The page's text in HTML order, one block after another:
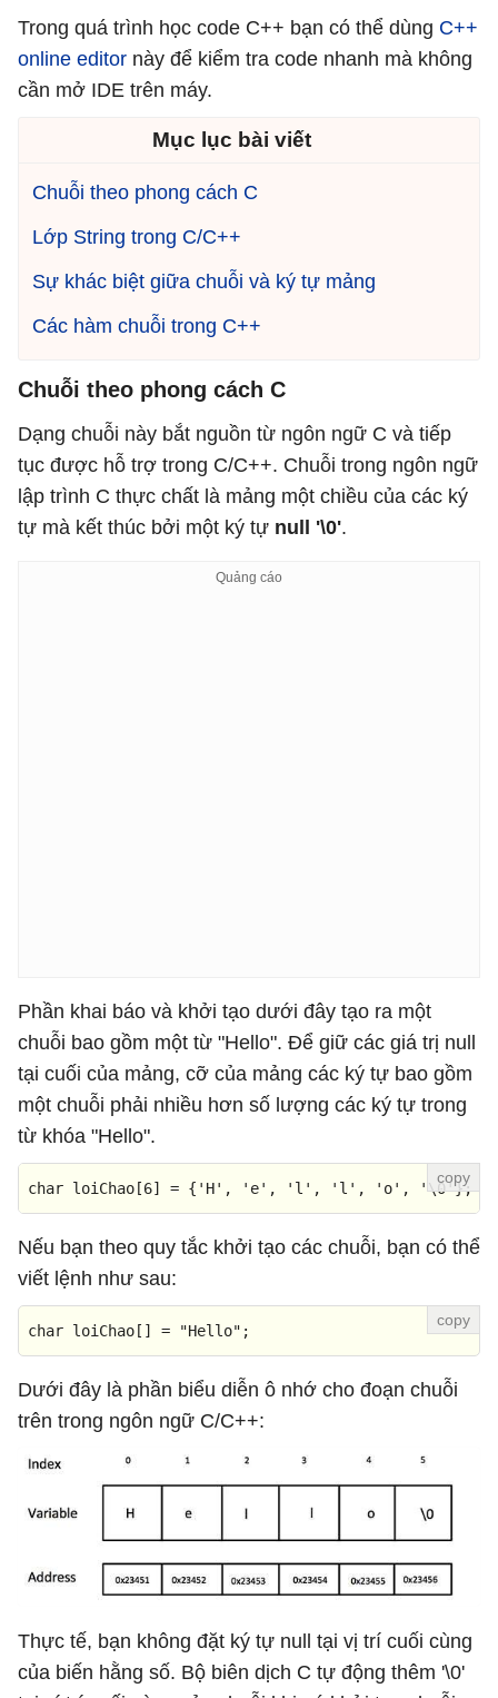
Trong quá trình học code C++ bạn có thể dùng C++
online editor này để kiểm tra code nhanh mà không
cần mở IDE trên máy.
Mục lục bài viết
Chuỗi theo phong cách C
Lớp String trong C/C++
Sự khác biệt giữa chuỗi và ký tự mảng
Các hàm chuỗi trong C++
Chuỗi theo phong cách C
Dạng chuỗi này bắt nguồn từ ngôn ngữ C và tiếp
tục được hỗ trợ trong C/C++. Chuỗi trong ngôn ngữ
lập trình C thực chất là mảng một chiều của các ký
tự mà kết thúc bởi một ký tự null '\0'.
Phần khai báo và khởi tạo dưới đây tạo ra một
chuỗi bao gồm một từ "Hello". Để giữ các giá trị null
tại cuối của mảng, cỡ của mảng các ký tự bao gồm
một chuỗi phải nhiều hơn số lượng các ký tự trong
từ khóa "Hello".
char loiChao[6] = { 'H' , 'e' , 'l' , 'l' , 'o' , '\0'};
Nếu bạn theo quy tắc khởi tạo các chuỗi, bạn có thể
viết lệnh như sau:
char loiChao[] = "Hello" ;
Dưới đây là phần biểu diễn ô nhớ cho đoạn chuỗi
trên trong ngôn ngữ C/C++:
Thực tế, bạn không đặt ký tự null tại vị trí cuối cùng
của biến hằng số. Bộ biên dịch C tự động thêm '\0'